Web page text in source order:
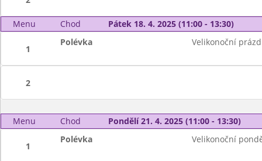
Menu Chod Pátek 18. 4. 2025 (11:00 - 13:30)
1
Polévka Velikonoční
2
Menu Chod Pondělí 21. 4. 2025 (11:00 - 13:30)
1
Polévka Velikonoční